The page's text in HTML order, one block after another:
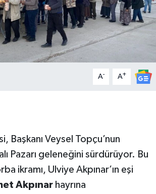
A- A+
Başkanı Veysel Topçu’nun
Pazarı geleneğini sürdürüyor. Bu
ikramı, Ulviye Akpınar’ın eşi
Akpınarhayrına